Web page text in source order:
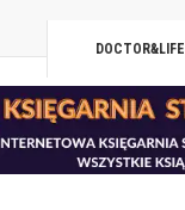
DOCTOR&LIFE